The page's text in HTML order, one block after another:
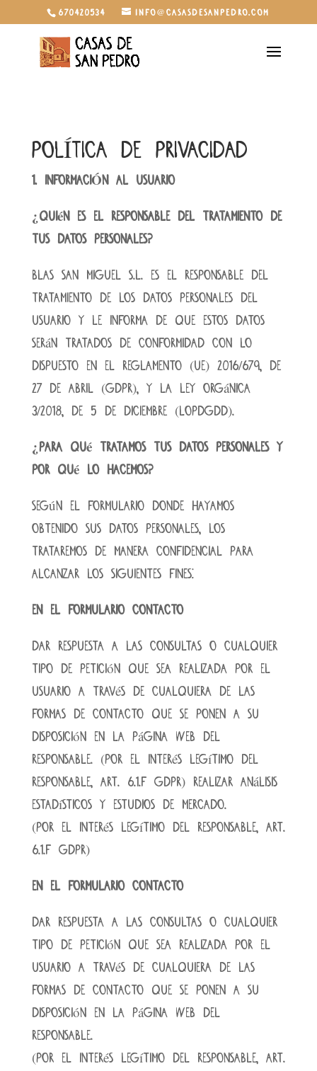
670420534 info@casasdesanpedro.com
POLÍTICA DE PRIVACIDAD
1. INFORMACIÓN AL USUARIO
¿Quién es el responsable del tratamiento de
tus datos personales?
BLAS SAN MIGUEL S.L. es el RESPONSABLE del
tratamiento de los datos personales del
USUARIO y le informa de que estos datos
serán tratados de conformidad con lo
dispuesto en el Reglamento (UE) 2016/679, de
27 de abril (GDPR), y la Ley Orgánica
3/2018, de 5 de diciembre (LOPDGDD).
¿Para qué tratamos tus datos personales y
por qué lo hacemos?
Según el formulario donde hayamos
obtenido sus datos personales, los
trataremos de manera confidencial para
alcanzar los siguientes fines:
En el formulario Contacto
Dar respuesta a las consultas o cualquier
tipo de petición que sea realizada por el
usuario a través de cualquiera de las
formas de contacto que se ponen a su
disposición en la página web del
responsable. (por el interés legítimo del
responsable, art. 6.1.f GDPR) Realizar análisis
estadísticos y estudios de mercado.
(por el interés legítimo del responsable, art.
6.1.f GDPR)
En el formulario Contacto
Dar respuesta a las consultas o cualquier
tipo de petición que sea realizada por el
usuario a través de cualquiera de las
formas de contacto que se ponen a su
disposición en la página web del
responsable.
(por el interés legítimo del responsable, art.